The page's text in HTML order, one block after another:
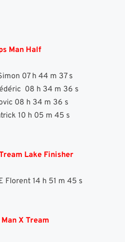
Man Half
07 h 44 m 37 s
08 h 34 m 36 s
08 h 34 m 36 s
10 h 05 m 45 s
Lake Finisher
Florent 14 h 51 m 45 s
X Tream